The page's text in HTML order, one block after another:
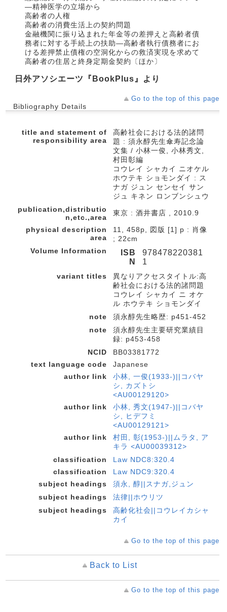
―精神医学の立場から
高齢者の人権
高齢者の消費生活上の契約問題
金融機関に振り込まれた年金等の差押えと高齢者債
務者に対する手続上の扶助―高齢者執行債務者にお
ける差押禁止債権の空洞化からの救済実現を求めて
高齢者の住居と終身定期金契約〔ほか〕
日外アソシエーツ『BookPlus』より
Go to the top of this page
Bibliography Details
title and statement of
responsibility area
高齢社会における法的諸問
題 : 須永醇先生傘寿記念論
文集 / 小林一俊, 小林秀文,
村田彰編
コウレイ シャカイ ニオケル
ホウテキ ショモンダイ : ス
ナガ ジュン センセイ サン
ジュ キネン ロンブンシュウ
publication,distributio
n,etc.,area
東京 : 酒井書店 , 2010.9
physical description
area
11, 458p, 図版 [1] p : 肖像
; 22cm
Volume Information
ISB
N
978478220381
1
variant titles
異なりアクセスタイトル:高
齢社会における法的諸問題
コウレイ シャカイ ニ オケ
ル ホウテキ ショモンダイ
note
須永醇先生略歴: p451-452
note
須永醇先生主要研究業績目
録: p453-458
NCID
BB03381772
text language code
Japanese
author link
小林, 一俊(1933-)||コバヤ
シ, カズトシ
<AU00129120>
author link
小林, 秀文(1947-)||コバヤ
シ, ヒデフミ
<AU00129121>
author link
村田, 彰(1953-)||ムラタ, ア
キラ <AU00039312>
classification
Law NDC8:320.4
classification
Law NDC9:320.4
subject headings
須永, 醇||スナガ,ジュン
subject headings
法律||ホウリツ
subject headings
高齢化社会||コウレイカシャ
カイ
Go to the top of this page
Back to List
Go to the top of this page